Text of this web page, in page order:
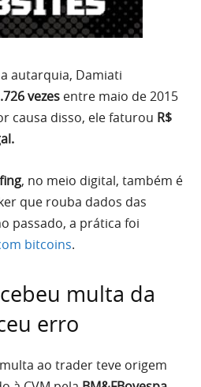
autarquia, Damiati
vezes entre maio de 2015
causa disso, ele faturou R$
, no meio digital, também é
que rouba dados das
passado, a prática foi
bitcoins.
multa da
erro
ao trader teve origem